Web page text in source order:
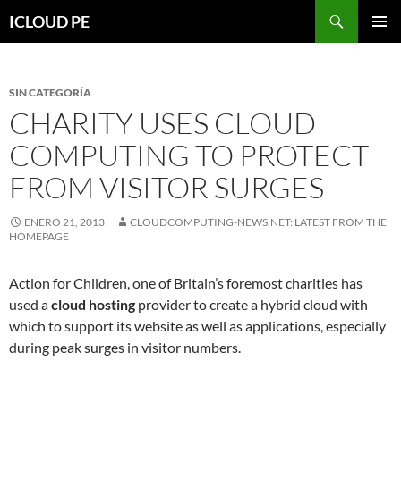
hacia
ICLOUD PE
SIN CATEGORÍA
CHARITY USES CLOUD
COMPUTING TO PROTECT
FROM VISITOR SURGES
ENERO 21, 2013
CLOUDCOMPUTING-NEWS.NET: LATEST FROM THE
HOMEPAGE
Action for Children, one of Britain’s foremost charities has
used acloud hosting provider to create a hybrid cloud with
which to support its website as well as applications, especially
during peak surges in visitor numbers.